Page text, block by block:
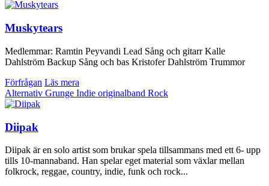
Muskytears
Medlemmar: Ramtin Peyvandi Lead Sång och gitarr Kalle
Dahlström Backup Sång och bas Kristofer Dahlström Trummor
Förfrågan Läs mera
Alternativ Grunge Indie originalband Rock
Diipak
Diipak är en solo artist som brukar spela tillsammans med ett 6- upp
tills 10-mannaband. Han spelar eget material som växlar mellan
folkrock, reggae, country, indie, funk och rock...